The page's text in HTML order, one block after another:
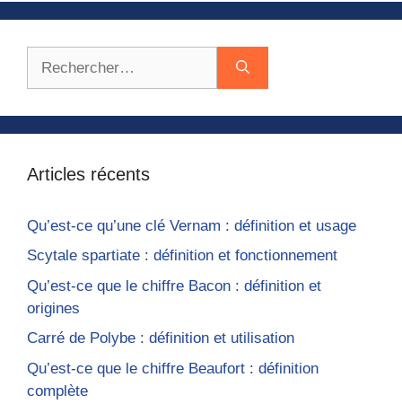
Articles récents
Qu’est-ce qu’une clé Vernam : définition et usage
Scytale spartiate : définition et fonctionnement
Qu’est-ce que le chiffre Bacon : définition et
origines
Carré de Polybe : définition et utilisation
Qu’est-ce que le chiffre Beaufort : définition
complète